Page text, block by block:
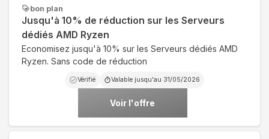
bon plan
Jusqu'à 10% de réduction sur les Serveurs
dédiés AMD Ryzen
Economisez jusqu'à 10% sur les Serveurs dédiés AMD
Ryzen. Sans code de réduction
Vérifié Valable jusqu'au 31/05/2026
Voir l'offre